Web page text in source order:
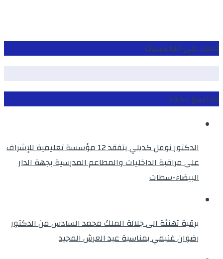
تابعنا على الفايسبوك
مواضيع سابقة
الدكتور نوفل كديلي يتفقد 12 مؤسسة تعليمية للإشراف
على مراقبة الداخليات والمطاعم المدرسية بجهة الدار
البيضاء-سطات
برقية تهنئة الى جلالة الملك محمد السادس من الدكتور
رضوان غنيمي بمناسبة عيد العرش المجيد